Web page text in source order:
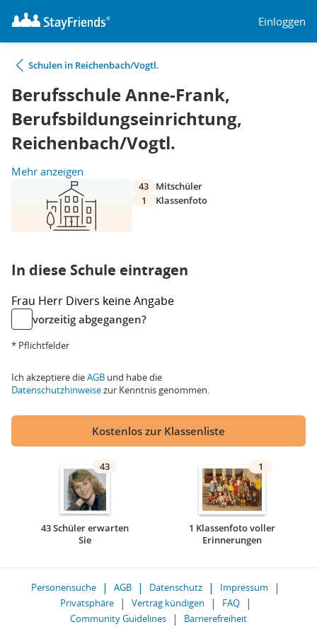
Einloggen
Schulen in Reichenbach/Vogtl.
Berufsschule Anne-Frank,
Berufsbildungseinrichtung,
Reichenbach/Vogtl.
Mehr anzeigen
43
Mitschüler
1
Klassenfoto
In diese Schule eintragen
Frau Herr Divers keine Angabe
vorzeitig abgegangen?
* Pflichtfelder
Ich akzeptiere dieAGB und habe die
Datenschutzhinweisezur Kenntnis genommen.
Kostenlos zur Klassenliste
43
43 Schüler erwarten
Sie
1
1 Klassenfoto voller
Erinnerungen
Personensuche AGB Datenschutz
Impressum
Privatsphäre
Vertrag kündigen
FAQ
Community Guidelines
Barrierefreiheit